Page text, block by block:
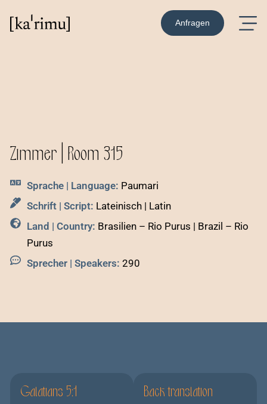
Anfragen
Zimmer | Room 315
Sprache | Language: Paumari
Schrift | Script: Lateinisch | Latin
Land | Country: Brasilien – Rio Purus | Brazil – Rio
Purus
Sprecher | Speakers: 290
Galatians 5:1 Back translation